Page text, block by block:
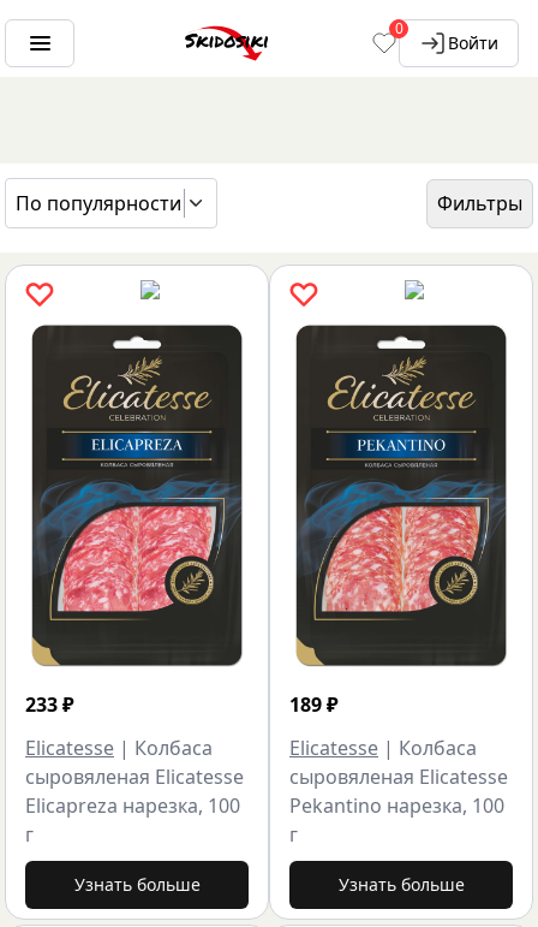
0
Войти
По популярности
Фильтры
ГЛАВНАЯ
БРЕНДЫ
233₽
Elicatesse | Колбаса
сыровяленая Elicatesse
Elicapreza нарезка, 100
г
Узнать больше
189₽
Elicatesse | Колбаса
сыровяленая Elicatesse
Pekantino нарезка, 100
г
Узнать больше